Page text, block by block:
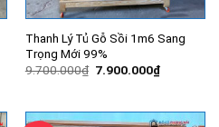
Thanh Lý Tủ Gỗ Sồi 1m6 Sang
Trọng Mới 99%
9.700.000₫ Giá
7.900.000₫Giá
hiện